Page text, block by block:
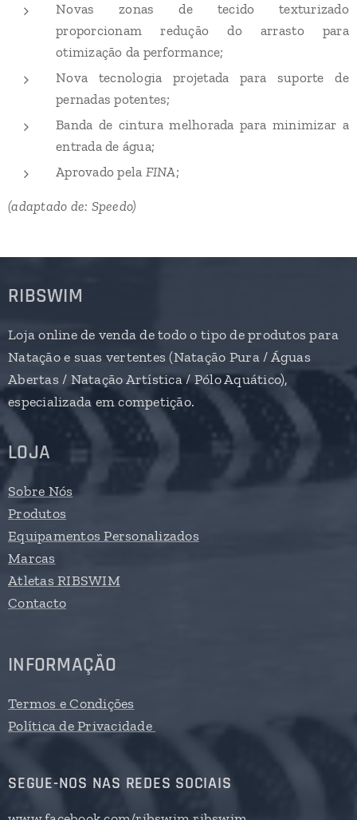
Novas zonas de tecido texturizado
proporcionam redução do arrasto para
otimização da performance;
Nova tecnologia projetada para suporte de
pernadas potentes;
Banda de cintura melhorada para minimizar a
entrada de água;
Aprovado pela FINA;
(adaptado de: Speedo)
RIBSWIM
Loja online de venda de todo o tipo de produtos para
Natação e suas vertentes (Natação Pura / Águas
Abertas / Natação Artística / Pólo Aquático),
especializada em competição.
LOJA
Sobre Nós
Produtos
Equipamentos Personalizados
Marcas
Atletas RIBSWIM
Contacto
INFORMAÇÃO
Termos e Condições
Política de Privacidade
SEGUE-NOS NAS REDES SOCIAIS